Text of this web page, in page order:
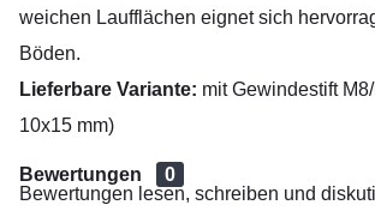
weichen Laufflächen eignet sich
Böden.
Lieferbare Variante: mit Gewindestift
10x15 mm)
Bewertungen
0
Bewertungen lesen, schreiben und